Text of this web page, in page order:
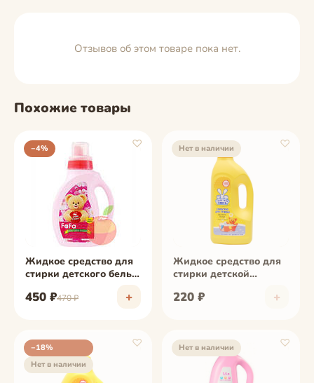
Отзывов об этом товаре пока нет.
Похожие товары
−4% ♡
фото скоро
Жидкое средство для
стирки детского белья
флакон 1 л
450 ₽470 ₽ +
Нет в наличии ♡
фото скоро
Жидкое средство для
стирки детской
1.2 л
220 ₽ +
−18%
Нет в наличии
♡ Нет в наличии ♡